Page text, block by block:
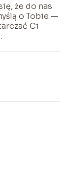
że do nas
o Tobie —
Ci